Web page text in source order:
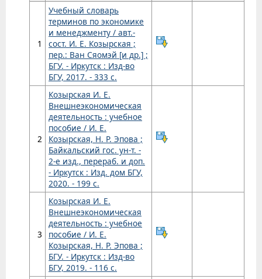
1
Учебный словарь
терминов по экономике
и менеджменту / авт.-
сост. И. Е. Козырская ;
пер.: Ван Сяомэй [и др.] ;
БГУ. - Иркутск : Изд-во
БГУ, 2017. - 333 с.
2
Козырская И. Е.
Внешнеэкономическая
деятельность : учебное
пособие / И. Е.
Козырская, Н. Р. Эпова ;
Байкальский гос. ун-т. -
2-е изд., перераб. и доп.
- Иркутск : Изд. дом БГУ,
2020. - 199 с.
3
Козырская И. Е.
Внешнеэкономическая
деятельность : учебное
пособие / И. Е.
Козырская, Н. Р. Эпова ;
БГУ. - Иркутск : Изд-во
БГУ, 2019. - 116 с.